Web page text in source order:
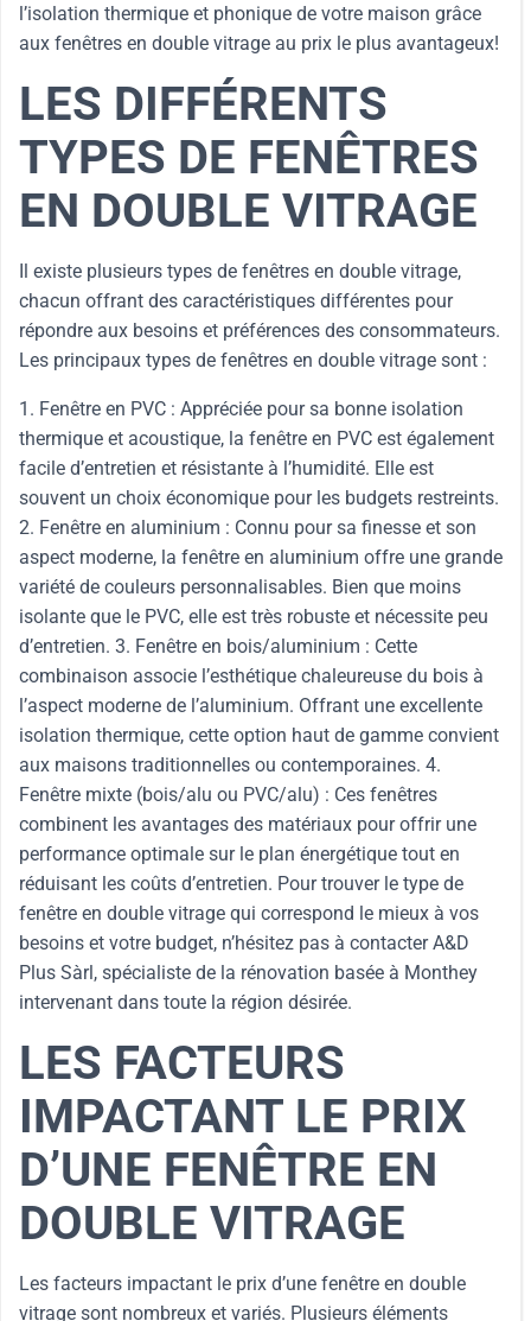
l’isolation thermique et phonique de votre maison grâce
aux fenêtres en double vitrage au prix le plus avantageux!
LES DIFFÉRENTS
TYPES DE FENÊTRES
EN DOUBLE VITRAGE
Il existe plusieurs types de fenêtres en double vitrage,
chacun offrant des caractéristiques différentes pour
répondre aux besoins et préférences des consommateurs.
Les principaux types de fenêtres en double vitrage sont :
1. Fenêtre en PVC : Appréciée pour sa bonne isolation
thermique et acoustique, la fenêtre en PVC est également
facile d’entretien et résistante à l’humidité. Elle est
souvent un choix économique pour les budgets restreints.
2. Fenêtre en aluminium : Connu pour sa finesse et son
aspect moderne, la fenêtre en aluminium offre une grande
variété de couleurs personnalisables. Bien que moins
isolante que le PVC, elle est très robuste et nécessite peu
d’entretien. 3. Fenêtre en bois/aluminium : Cette
combinaison associe l’esthétique chaleureuse du bois à
l’aspect moderne de l’aluminium. Offrant une excellente
isolation thermique, cette option haut de gamme convient
aux maisons traditionnelles ou contemporaines. 4.
Fenêtre mixte (bois/alu ou PVC/alu) : Ces fenêtres
combinent les avantages des matériaux pour offrir une
performance optimale sur le plan énergétique tout en
réduisant les coûts d’entretien. Pour trouver le type de
fenêtre en double vitrage qui correspond le mieux à vos
besoins et votre budget, n’hésitez pas à contacter A&D
Plus Sàrl, spécialiste de la rénovation basée à Monthey
intervenant dans toute la région désirée.
LES FACTEURS
IMPACTANT LE PRIX
D’UNE FENÊTRE EN
DOUBLE VITRAGE
Les facteurs impactant le prix d’une fenêtre en double
vitrage sont nombreux et variés. Plusieurs éléments